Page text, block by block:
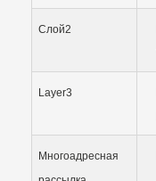
Слой2
Layer3
Многоадресная